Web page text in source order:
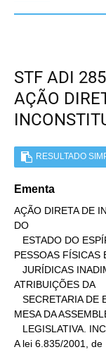
STF ADI
AÇÃO
RESULTADO
Ementa
AÇÃO DIRETA DE
DO
PESSOAS FÍSICAS
ATRIBUIÇÕES DA
MESA DA
A lei 6.835/2001, de